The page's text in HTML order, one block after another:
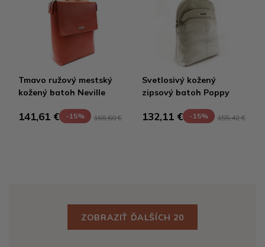
Tmavo ružový mestský
kožený batoh Neville
141,61 € -15% 166,60 €
Svetlosivý kožený
zipsový batoh Poppy
132,11 € -15% 155,42 €
ZOBRAZIŤ ĎALŠÍCH 20